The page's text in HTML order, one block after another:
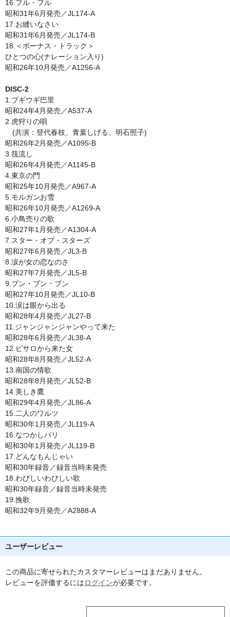
16.フル・フル
昭和31年6月発売／JL174-A
17.お縫いなさい
昭和31年6月発売／JL174-B
18.＜ボーナス・トラック＞
ひとつの心(ナレーション入り)
昭和26年10月発売／A1256-A
DISC-2
1.ブギウギ巴里
昭和24年4月発売／A537-A
2.虎狩りの唄
(共演：登代春枝、青葉しげる、明石照子)
昭和26年2月発売／A1095-B
3.筏流し
昭和26年4月発売／A1145-B
4.東京の門
昭和25年10月発売／A967-A
5.モルガンお雪
昭和26年10月発売／A1269-A
6.小鳥売りの歌
昭和27年1月発売／A1304-A
7.スター・オブ・スターズ
昭和27年6月発売／JL3-B
8.涙が女の恋なのさ
昭和27年7月発売／JL5-B
9.ブン・ブン・ブン
昭和27年10月発売／JL10-B
10.涙は眼から出る
昭和28年4月発売／JL27-B
11.ジャンジャンジャンやって来た
昭和28年6月発売／JL38-A
12.ピサロから来た女
昭和28年8月発売／JL52-A
13.南国の情歌
昭和28年8月発売／JL52-B
14.美しき鷹
昭和29年4月発売／JL86-A
15.二人のワルツ
昭和30年1月発売／JL119-A
16.なつかしパリ
昭和30年1月発売／JL119-B
17.どんなもんじゃい
昭和30年録音／録音当時未発売
18.わびしいわびしい歌
昭和30年録音／録音当時未発売
19.挽歌
昭和32年9月発売／A2888-A
ユーザーレビュー
この商品に寄せられたカスタマーレビューはまだありません。
レビューを評価するにはログインが必要です。